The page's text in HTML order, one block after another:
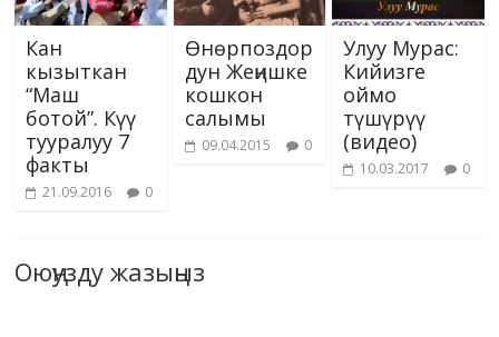
Кан
кызыткан
“Маш
ботой”. Күү
тууралуу 7
факты
21.09.2016 0
Өнөрпоздор
дун Жеңишке
кошкон
салымы
09.04.2015 0
Улуу Мурас:
Кийизге
оймо
түшүрүү
(видео)
10.03.2017 0
Оюңузду жазыңыз